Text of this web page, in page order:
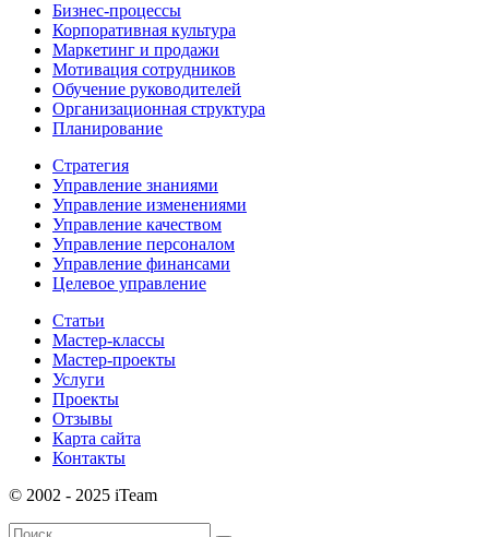
Бизнес-процессы
Корпоративная культура
Маркетинг и продажи
Мотивация сотрудников
Обучение руководителей
Организационная структура
Планирование
Стратегия
Управление знаниями
Управление изменениями
Управление качеством
Управление персоналом
Управление финансами
Целевое управление
Статьи
Мастер-классы
Мастер-проекты
Услуги
Проекты
Отзывы
Карта сайта
Контакты
© 2002 - 2025 iTeam